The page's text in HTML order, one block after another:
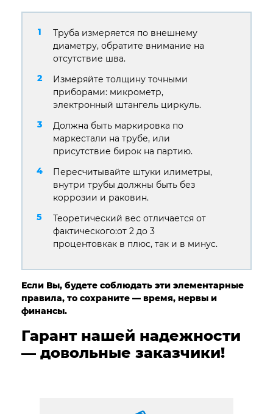
Труба измеряется по внешнему
диаметру, обратите внимание на
отсутствие шва.
Измеряйте толщину точными
приборами: микрометр,
электронный штангель циркуль.
Должна быть маркировка по
маркестали на трубе, или
присутствие бирок на партию.
Пересчитывайте штуки илиметры,
внутри трубы должны быть без
коррозии и раковин.
Теоретический вес отличается от
фактического:от 2 до 3
процентовкак в плюс, так и в минус.
Если Вы, будете соблюдать эти элементарные
правила, то сохраните — время, нервы и
финансы.
Гарант нашей надежности
— довольные заказчики!